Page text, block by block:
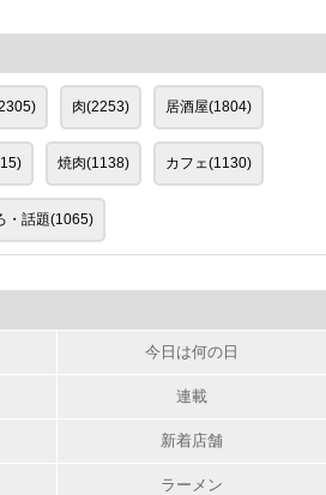
肉(2253) 居酒屋(1804)
焼肉(1138) カフェ(1130)
・話題(1065)
今日は何の日
連載
新着店舗
ラーメン